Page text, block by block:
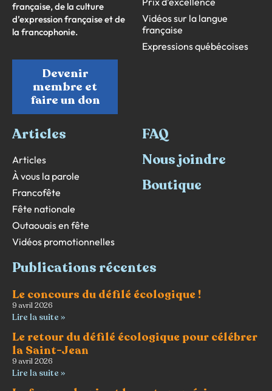
française, de la culture
d’expression française et de
la francophonie.
Devenir
membre et
faire un don
Vidéos sur la langue
française
Expressions québécoises
Articles
Articles
À vous la parole
Francofête
Fête nationale
Outaouais en fête
Vidéos promotionnelles
FAQ
Nous joindre
Boutique
Publications récentes
Le concours du défilé écologique !
9 avril 2026
Lire la suite »
Le retour du défilé écologique pour célébrer
la Saint-Jean
9 avril 2026
Lire la suite »